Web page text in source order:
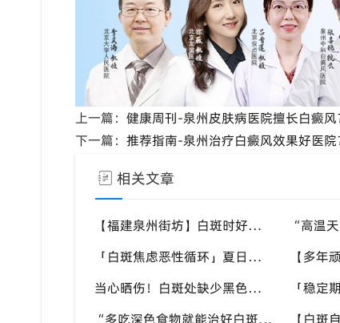
上一篇： 健康周刊-泉州皮肤病医院擅长白癜风
下一篇： 推荐指南-泉州治疗白癜风效果好医院
相关文章
【福建泉州街坊】白斑时好时坏反反复复，找不准诱因，泉州中科白癜风医院帮梳理夏季白斑波动各类诱因
「白斑焦虑恶性循环」夏日看见白斑变化就恐慌，负面情绪反加重病情，泉州中科白癜风医院呼吁放平心态应对
当心晒伤！白斑处缺少黑色素保护，晒伤后极易扩大，泉州中科白癜风医院教白癜风患者科学抵御日晒
“多吃深色食物就能治好白斑？” 认知存在偏差，泉州中科白癜风医院科普白癜风营养补充正确方式